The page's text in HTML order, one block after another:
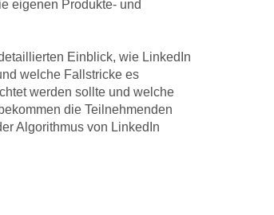
eigenen Produkte- und
Einblick, wie LinkedIn
welche Fallstricke es
werden sollte und welche
die Teilnehmenden
Algorithmus von LinkedIn